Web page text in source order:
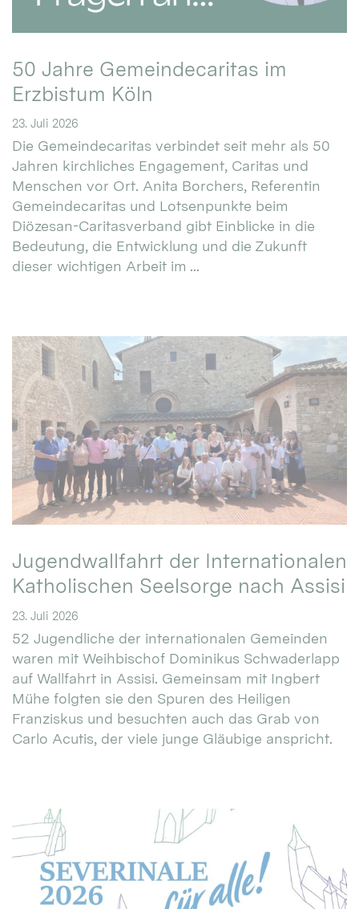
50 Jahre Gemeindecaritas im
Erzbistum Köln
23. Juli 2026
Die Gemeindecaritas verbindet seit mehr als 50
Jahren kirchliches Engagement, Caritas und
Menschen vor Ort. Anita Borchers, Referentin
Gemeindecaritas und Lotsenpunkte beim
Diözesan-Caritasverband gibt Einblicke in die
Bedeutung, die Entwicklung und die Zukunft
dieser wichtigen Arbeit im ...
Jugendwallfahrt der Internationalen
Katholischen Seelsorge nach Assisi
23. Juli 2026
52 Jugendliche der internationalen Gemeinden
waren mit Weihbischof Dominikus Schwaderlapp
auf Wallfahrt in Assisi. Gemeinsam mit Ingbert
Mühe folgten sie den Spuren des Heiligen
Franziskus und besuchten auch das Grab von
Carlo Acutis, der viele junge Gläubige anspricht.